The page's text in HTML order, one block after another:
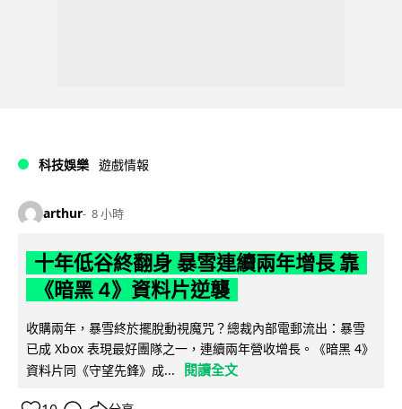
科技娛樂 遊戲情報
arthur 8 小時
十年低谷終翻身 暴雪連續兩年增長 靠
《暗黑 4》資料片逆襲
收購兩年，暴雪終於擺脫動視魔咒？總裁內部電郵流出：暴雪
已成 Xbox 表現最好團隊之一，連續兩年營收增長。《暗黑 4》
資料片同《守望先鋒》成...
閱讀全文